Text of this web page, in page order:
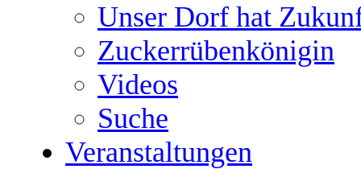
Unser Dorf hat
Zuckerrübenkönigin
Videos
Suche
Veranstaltungen